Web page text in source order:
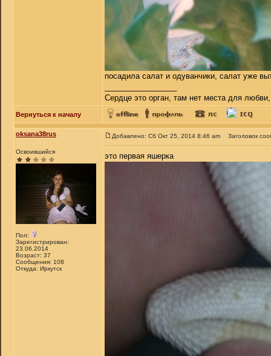
посадила салат и одуванчики, салат уже
Сердце это орган, там нет места для любви,
Вернуться к началу
oksana38rus
Освоившийся
Пол:
Зарегистрирован:
23.06.2014
Возраст: 37
Сообщения: 108
Откуда: Иркутск
Добавлено: Сб Окт 25, 2014 8:46 am Заголовок
это первая яшерка